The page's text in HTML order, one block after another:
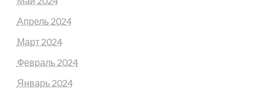
Апрель 2024
Март 2024
Февраль 2024
Январь 2024